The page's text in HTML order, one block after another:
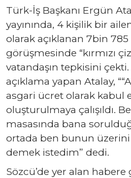
Türk-İş Başkanı Ergün
yayınında, 4 kişilik bir
olarak açıklanan 7bin
görüşmesinde “kırmızı
vatandaşın tepkisini
açıklama yapan Atalay,
asgari ücret olarak kabul
oluşturulmaya çalışıldı.
masasında bana
ortada ben bunun üzerini
demek istedim” dedi.
Sözcü’de yer alan habere